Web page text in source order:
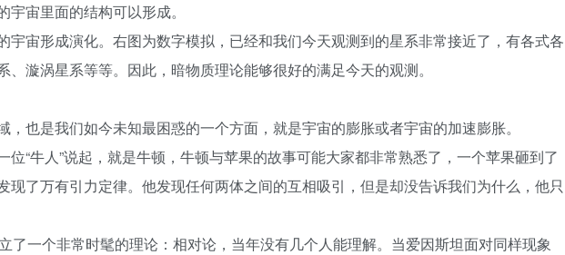
宙里面的结构可以形成。
宇宙形成演化。右图为数字模拟，已经和我们今天观测到的星系非常接近了，有各式各
、漩涡星系等等。因此，暗物质理论能够很好的满足今天的观测。
，也是我们如今未知最困惑的一个方面，就是宇宙的膨胀或者宇宙的加速膨胀。
位“牛人”说起，就是牛顿，牛顿与苹果的故事可能大家都非常熟悉了，一个苹果砸到了
现了万有引力定律。他发现任何两体之间的互相吸引，但是却没告诉我们为什么，他只
了一个非常时髦的理论：相对论，当年没有几个人能理解。当爱因斯坦面对同样现象